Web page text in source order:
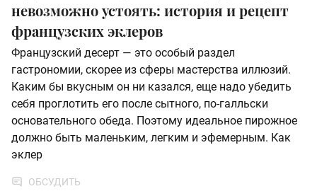
невозможно устоять: история и рецепт
французских эклеров
Французский десерт — это особый раздел
гастрономии, скорее из сферы мастерства иллюзий.
Каким бы вкусным он ни казался, еще надо убедить
себя проглотить его после сытного, по-галльски
основательного обеда. Поэтому идеальное пирожное
должно быть маленьким, легким и эфемерным. Как
эклер
ОБСУДИТЬ